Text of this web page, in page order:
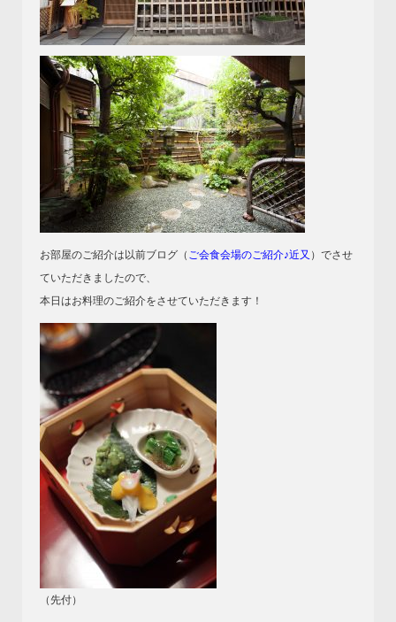
お部屋のご紹介は以前ブログ（ ご会食会場のご紹介♪近又 ）でさせ
ていただきましたので、
本日はお料理のご紹介をさせていただきます！
（先付）